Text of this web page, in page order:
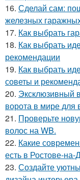
16. Сделай сам:
железных
17. Как выбрать
18. Как выбрать
рекомендации
19. Как выбрать
советы и
20. Эксклюзивный
ворота в мире для
21. Проверьте
волос на WB.
22. Какие
есть в Ростове-на-
23. Создайте